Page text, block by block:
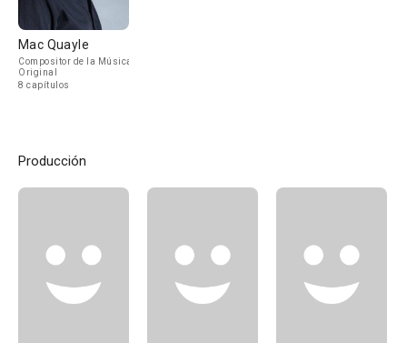
Mac Quayle
Compositor de la Música
Original
8 capítulos
Producción